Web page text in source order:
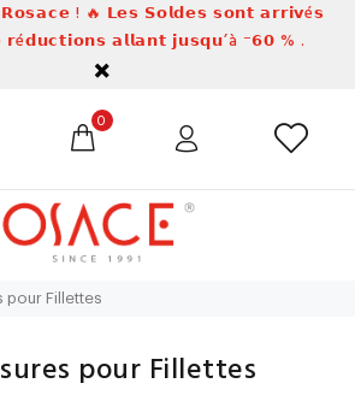
! 🔥 𝗟𝗲𝘀 𝗦𝗼𝗹𝗱𝗲𝘀 𝘀𝗼𝗻𝘁 𝗮𝗿𝗿𝗶𝘃é𝘀
𝗮𝗹𝗹𝗮𝗻𝘁 𝗷𝘂𝘀𝗾𝘂’à ⁻𝟲𝟬 % .
0
pour Fillettes
pour Fillettes